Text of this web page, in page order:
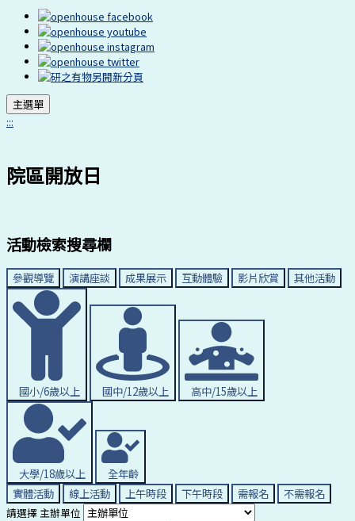
主選單
:::
院區開放日
活動檢索搜尋欄
參觀導覽 演講座談 成果展示 互動體驗 影片欣賞 其他活動
國小/6歲以上 國中/12歲以上 高中/15歲以上
大學/18歲以上
全年齡
實體活動
線上活動 上午時段 下午時段 需報名
不需報名
請選擇 主辦單位